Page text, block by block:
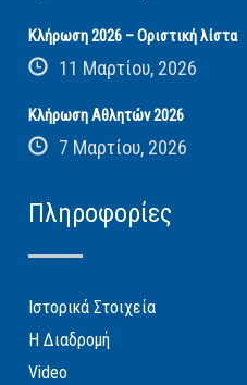
Κλήρωση 2026 – Οριστική λίστα
11 Μαρτίου, 2026
Κλήρωση Αθλητών 2026
7 Μαρτίου, 2026
Πληροφορίες
Ιστορικά Στοιχεία
Η Διαδρομή
Video